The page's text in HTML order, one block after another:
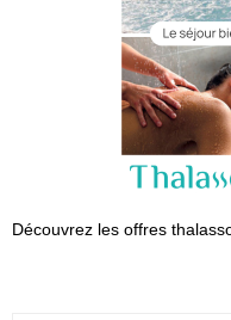
Découvrez les offres